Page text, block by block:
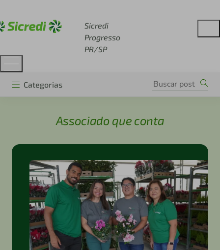
Sicredi
Progresso
PR/SP
Categorias
Associado que conta